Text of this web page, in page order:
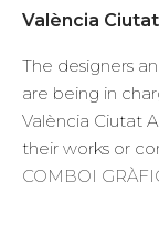
València
The designers
are being in
València Ciutat
their works or
COMBOI